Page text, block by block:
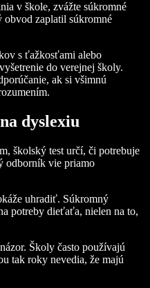
v škole, zvážte súkromné
obvod zaplatil súkromné
s ťažkosťami alebo
do verejnej školy.
ak si všimnú
dyslexiu
školský test určí, či potrebuje
odborník vie priamo
uhradiť. Súkromný
potreby dieťaťa, nielen na to,
Školy často používajú
tak roky nevedia, že majú